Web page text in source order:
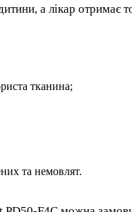
а лікар отримає
тканина;
та немовлят.